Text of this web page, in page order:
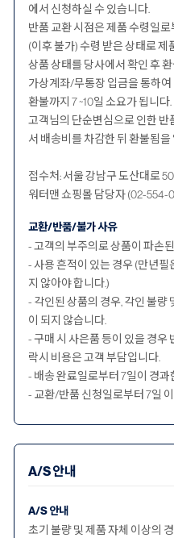
에서 신청하실 수 있습니다.
반품 교환 시점은 제품 수령일
(이후 불가) 수령 받은 상태로
상품 상태를 당사에서 확인 후
가상계좌/무통장 입금을 통하
환불까지 7 ~10일 소요가 됩니다.
고객님의 단순변심으로 인한 반
서 배송비를 차감한 뒤 환불됨
접수처: 서울 강남구 도산대로
워터맨 쇼핑몰 담당자 (02-554-
교환/반품/불가 사유
- 고객의 부주의로 상품이 파손
- 사용 흔적이 있는 경우 (만년필
지 않아야 합니다.)
- 각인된 상품의 경우, 각인 불량
이 되지 않습니다.
- 구매 시 사은품 등이 있을 경우
락시 비용은 고객 부담입니다.
- 배송 완료일로부터 7일이 경과
- 교환/반품 신청일로부터 7일
A/S 안내
A/S 안내
초기 불량 및 제품 자체 이상의